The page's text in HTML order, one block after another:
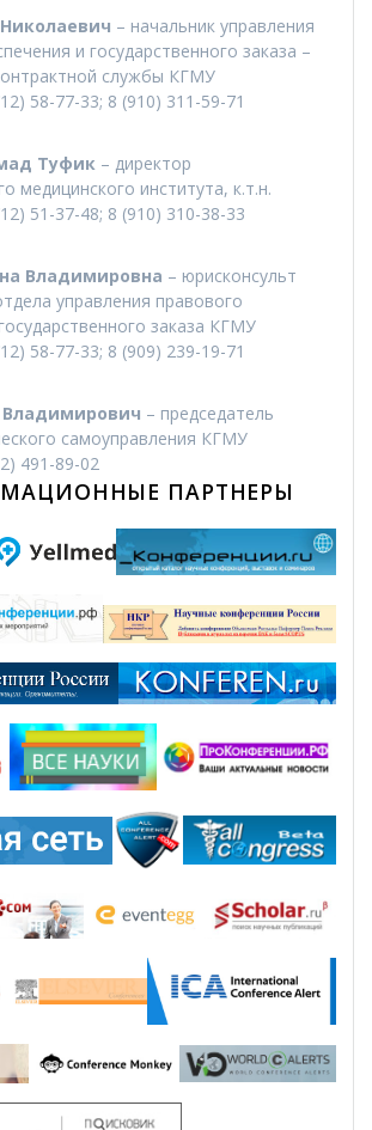
– начальник управления
и государственного заказа –
службы КГМУ
58-77-33; 8 (910) 311-59-71
Туфик – директор
медицинского института, к.т.н.
51-37-48; 8 (910) 310-38-33
Владимировна – юрисконсульт
управления правового
заказа КГМУ
58-77-33; 8 (909) 239-19-71
– председатель
самоуправления КГМУ
491-89-02
ПАРТНЕРЫ